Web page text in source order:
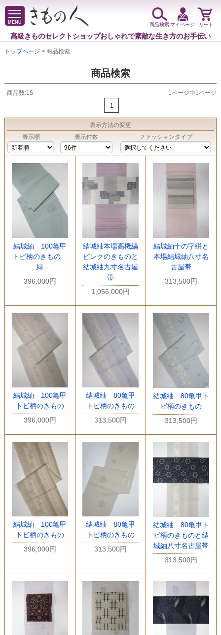
MENU
高級きものセレクトショップおしゃれで素敵な生き方のお手伝い
商品検索マイページ カート
トップページ > 商品検索
商品検索
商品数:15
1ページ中1ページ
1
表示方法の変更
表示順
表示件数 ファッションタイプ
結城紬 100亀甲
トビ柄のきもの
緑
396,000円
結城紬本場高機縞
ピンクのきものと
結城紬九寸名古屋
帯
1,056,000円
結城紬十の字絣と
本場結城紬八寸名
古屋帯
313,500円
結城紬 100亀甲
トビ柄のきもの
396,000円
結城紬 80亀甲
トビ柄のきもの
313,500円
結城紬 80亀甲ト
ビ柄のきもの
313,500円
結城紬 100亀甲
トビ柄のきもの
396,000円
結城紬 80亀甲
トビ柄のきもの
313,500円
結城紬 80亀甲ト
ビ柄のきものと結
城紬八寸名古屋帯
313,500円